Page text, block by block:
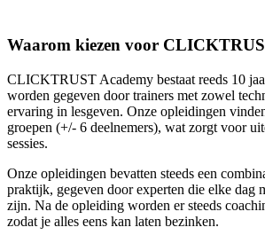
Waarom kiezen voor
CLICKTRUST Academy bestaat reeds 10
worden gegeven door trainers met zowel
ervaring in lesgeven. Onze opleidingen
groepen (+/- 6 deelnemers), wat zorgt voor
sessies.
Onze opleidingen bevatten steeds een
praktijk, gegeven door experten die elke dag
zijn. Na de opleiding worden er steeds
zodat je alles eens kan laten bezinken.